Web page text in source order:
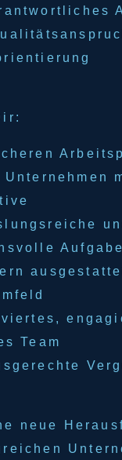
Team
neue